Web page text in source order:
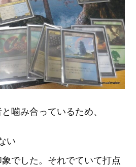
噛み合っているため、
い
でした。それでていて打点